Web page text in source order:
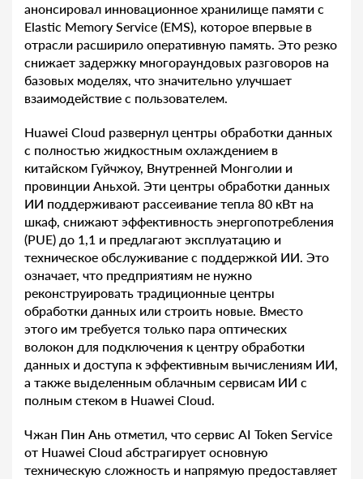
анонсировал инновационное хранилище памяти с
Elastic Memory Service (EMS), которое впервые в
отрасли расширило оперативную память. Это резко
снижает задержку многораундовых разговоров на
базовых моделях, что значительно улучшает
взаимодействие с пользователем.
Huawei Cloud развернул центры обработки данных
с полностью жидкостным охлаждением в
китайском Гуйчжоу, Внутренней Монголии и
провинции Аньхой. Эти центры обработки данных
ИИ поддерживают рассеивание тепла 80 кВт на
шкаф, снижают эффективность энергопотребления
(PUE) до 1,1 и предлагают эксплуатацию и
техническое обслуживание с поддержкой ИИ. Это
означает, что предприятиям не нужно
реконструировать традиционные центры
обработки данных или строить новые. Вместо
этого им требуется только пара оптических
волокон для подключения к центру обработки
данных и доступа к эффективным вычислениям ИИ,
а также выделенным облачным сервисам ИИ с
полным стеком в Huawei Cloud.
Чжан Пин Ань отметил, что сервис AI Token Service
от Huawei Cloud абстрагирует основную
техническую сложность и напрямую предоставляет